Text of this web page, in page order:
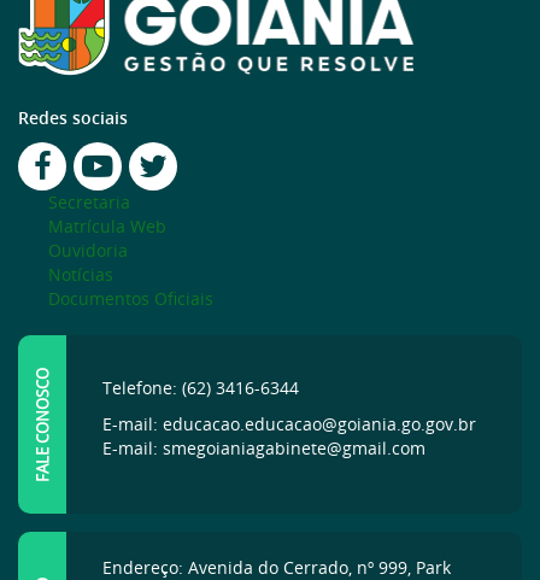
Redes sociais
Secretaria
Matrícula Web
Ouvidoria
Notícias
Documentos Oficiais
FALE CONOSCO
Telefone: (62) 3416-6344
E-mail: educacao.educacao@goiania.go.gov.br
E-mail: smegoianiagabinete@gmail.com
Endereço: Avenida do Cerrado, nº 999, Park